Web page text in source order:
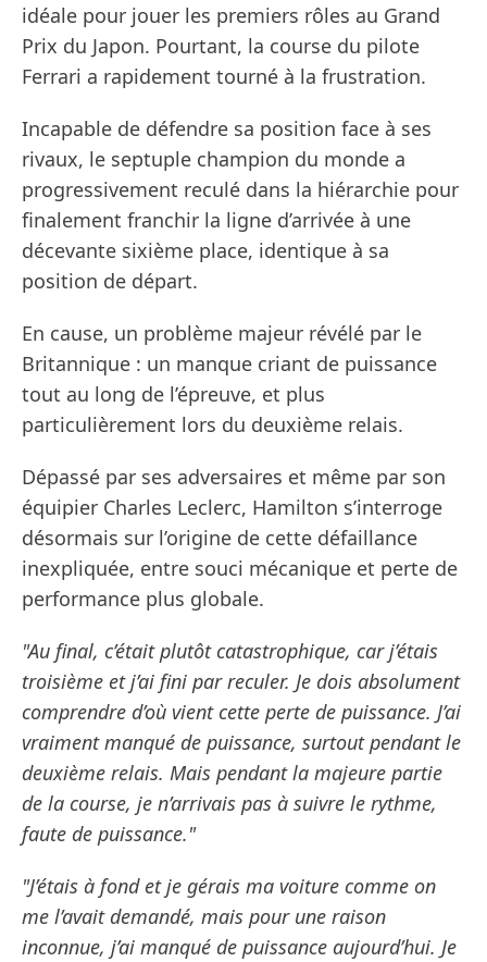
idéale pour jouer les premiers rôles au Grand
Prix du Japon. Pourtant, la course du pilote
Ferrari a rapidement tourné à la frustration.
Incapable de défendre sa position face à ses
rivaux, le septuple champion du monde a
progressivement reculé dans la hiérarchie pour
finalement franchir la ligne d’arrivée à une
décevante sixième place, identique à sa
position de départ.
En cause, un problème majeur révélé par le
Britannique : un manque criant de puissance
tout au long de l’épreuve, et plus
particulièrement lors du deuxième relais.
Dépassé par ses adversaires et même par son
équipier Charles Leclerc, Hamilton s’interroge
désormais sur l’origine de cette défaillance
inexpliquée, entre souci mécanique et perte de
performance plus globale.
"Au final, c’était plutôt catastrophique, car j’étais
troisième et j’ai fini par reculer. Je dois absolument
comprendre d’où vient cette perte de puissance. J’ai
vraiment manqué de puissance, surtout pendant le
deuxième relais. Mais pendant la majeure partie
de la course, je n’arrivais pas à suivre le rythme,
faute de puissance."
"J’étais à fond et je gérais ma voiture comme on
me l’avait demandé, mais pour une raison
inconnue, j’ai manqué de puissance aujourd’hui. Je